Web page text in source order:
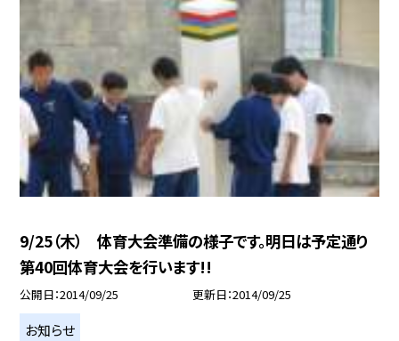
9/25（木） 体育大会準備の様子です。明日は予定通り
第40回体育大会を行います!!
公開日 2014/09/25 更新日 2014/09/25
お知らせ